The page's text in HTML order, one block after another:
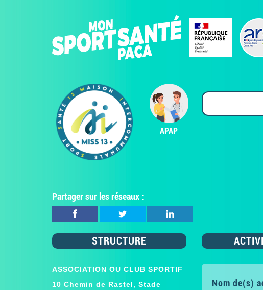
APAP
Partager sur les réseaux :
STRUCTURE
ASSOCIATION OU CLUB SPORTIF
10 Chemin de Rastel, Stade
Nom de(s)